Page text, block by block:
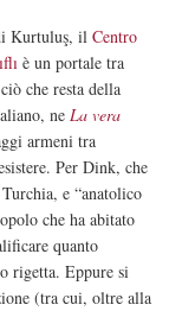
Kurtuluş, il Centro
è un portale tra
che resta della
ne La vera
armeni tra
Per Dink, che
e “anatolico
che ha abitato
quanto
rigetta. Eppure si
(tra cui, oltre alla